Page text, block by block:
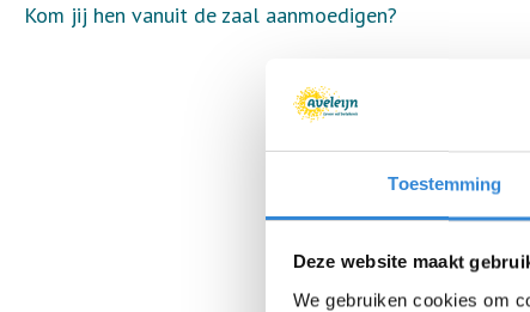
Toestemming
Deze website maakt
We gebruiken cookies om
Kom jij hen vanuit de zaal aanmoedigen?